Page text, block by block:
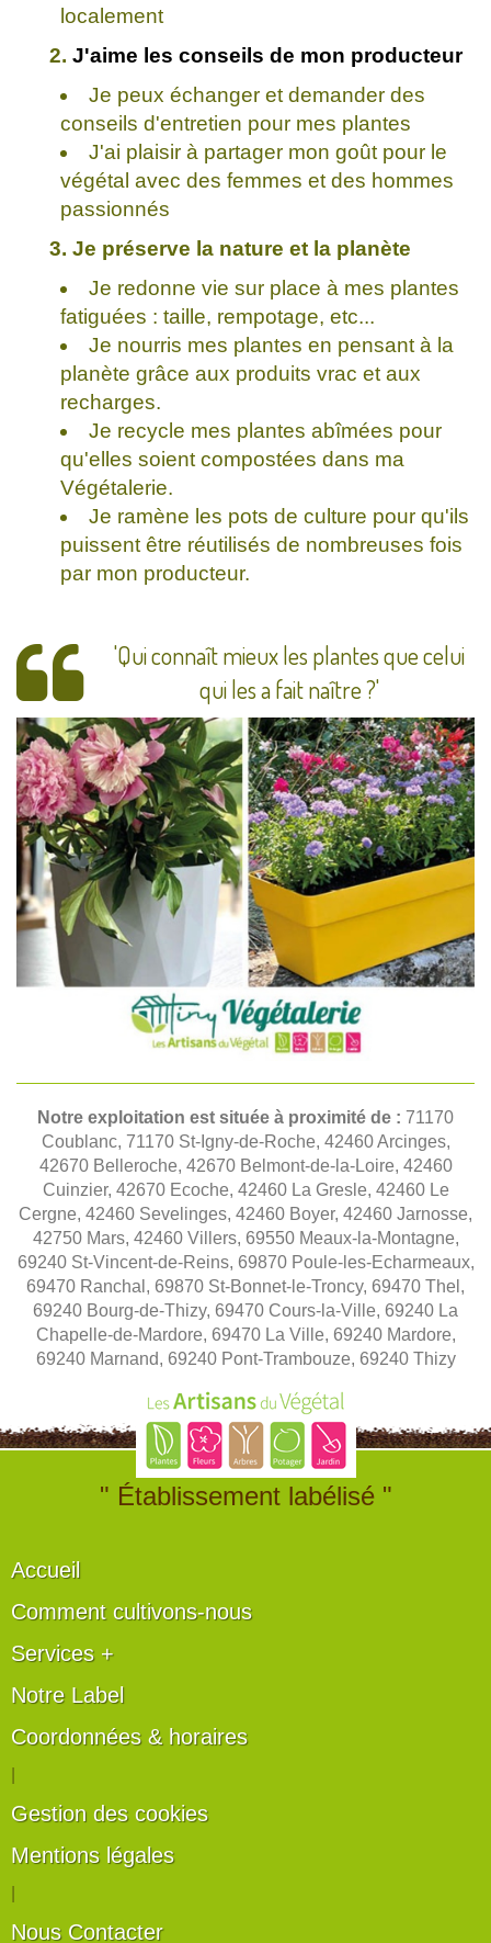
localement
2. J'aime les conseils de mon producteur
Je peux échanger et demander des
conseils d'entretien pour mes plantes
J'ai plaisir à partager mon goût pour le
végétal avec des femmes et des hommes
passionnés
3. Je préserve la nature et la planète
Je redonne vie sur place à mes plantes
fatiguées : taille, rempotage, etc...
Je nourris mes plantes en pensant à la
planète grâce aux produits vrac et aux
recharges.
Je recycle mes plantes abîmées pour
qu'elles soient compostées dans ma
Végétalerie.
Je ramène les pots de culture pour qu'ils
puissent être réutilisés de nombreuses fois
par mon producteur.
'Qui connaît mieux les plantes que celui
qui les a fait naître ?'
Notre exploitation est située à proximité de : 71170
Coublanc, 71170 St-Igny-de-Roche, 42460 Arcinges,
42670 Belleroche, 42670 Belmont-de-la-Loire, 42460
Cuinzier, 42670 Ecoche, 42460 La Gresle, 42460 Le
Cergne, 42460 Sevelinges, 42460 Boyer, 42460 Jarnosse,
42750 Mars, 42460 Villers, 69550 Meaux-la-Montagne,
69240 St-Vincent-de-Reins, 69870 Poule-les-Echarmeaux,
69470 Ranchal, 69870 St-Bonnet-le-Troncy, 69470 Thel,
69240 Bourg-de-Thizy, 69470 Cours-la-Ville, 69240 La
Chapelle-de-Mardore, 69470 La Ville, 69240 Mardore,
69240 Marnand, 69240 Pont-Trambouze, 69240 Thizy
" Établissement labélisé "
Accueil
Comment cultivons-nous
Services +
Notre Label
Coordonnées & horaires
Gestion des cookies
Mentions légales
Nous Contacter